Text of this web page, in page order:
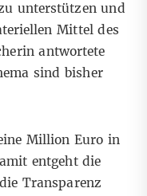
unterstützen und
Mittel des
antwortete
sind bisher
Million Euro in
entgeht die
Transparenz